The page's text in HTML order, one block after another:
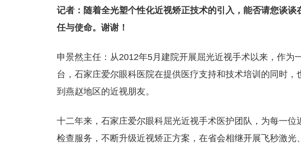
记者：随着全光塑个性化近视矫正技术的引入，能否请您谈
任与使命。谢谢！
申景然主任：从2012年5月建院开展屈光近视手术以来，作为
台，石家庄爱尔眼科医院在提供医疗支持和技术培训的同时，
到燕赵地区的近视朋友。
十二年来，石家庄爱尔眼科屈光近视手术医护团队，为每一
检查服务，不断升级近视矫正方案，在省会相继开展飞秒激